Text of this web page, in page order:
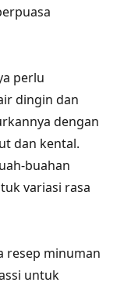
perlu
dingin dan
dengan
dan kental.
buahan
variasi rasa
resep minuman
untuk